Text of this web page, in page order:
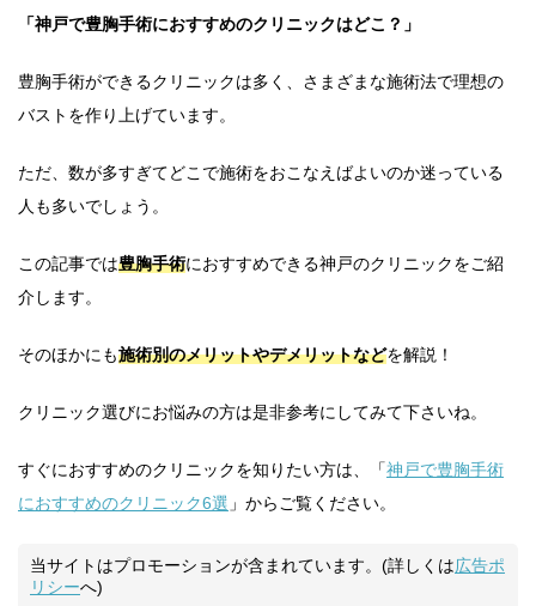
「神戸で豊胸手術におすすめのクリニックはどこ？」
豊胸手術ができるクリニックは多く、さまざまな施術法で理想の
バストを作り上げています。
ただ、数が多すぎてどこで施術をおこなえばよいのか迷っている
人も多いでしょう。
この記事では豊胸手術におすすめできる神戸のクリニックをご紹
介します。
そのほかにも施術別のメリットやデメリットなどを解説！
クリニック選びにお悩みの方は是非参考にしてみて下さいね。
すぐにおすすめのクリニックを知りたい方は、「神戸で豊胸手術
におすすめのクリニック6選 」からご覧ください。
当サイトはプロモーションが含まれています。(詳しくは広告ポ
リシーへ)